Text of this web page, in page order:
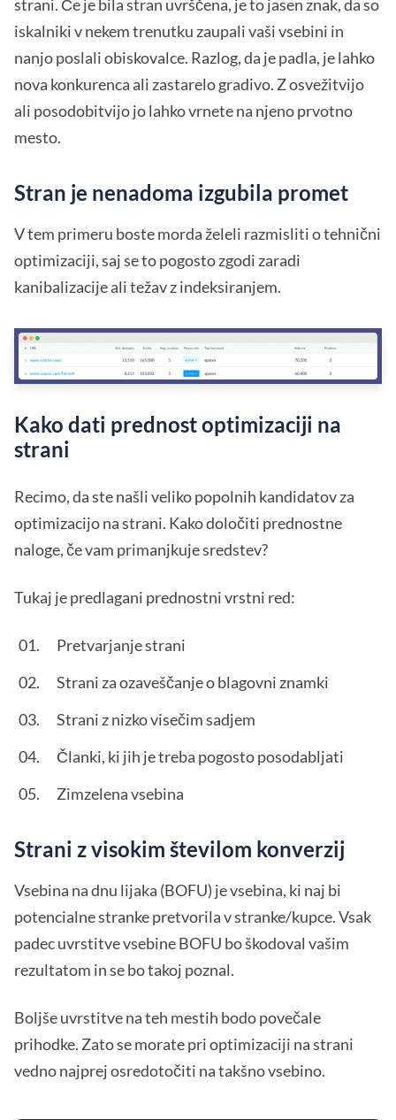
strani. Če je bila stran uvrščena, je to jasen znak, da so
iskalniki v nekem trenutku zaupali vaši vsebini in
nanjo poslali obiskovalce. Razlog, da je padla, je lahko
nova konkurenca ali zastarelo gradivo. Z osvežitvijo
ali posodobitvijo jo lahko vrnete na njeno prvotno
mesto.
Stran je nenadoma izgubila promet
V tem primeru boste morda želeli razmisliti o tehnični
optimizaciji, saj se to pogosto zgodi zaradi
kanibalizacije ali težav z indeksiranjem.
Kako dati prednost optimizaciji na
strani
Recimo, da ste našli veliko popolnih kandidatov za
optimizacijo na strani. Kako določiti prednostne
naloge, če vam primanjkuje sredstev?
Tukaj je predlagani prednostni vrstni red:
Pretvarjanje strani
Strani za ozaveščanje o blagovni znamki
Strani z nizko visečim sadjem
Članki, ki jih je treba pogosto posodabljati
Zimzelena vsebina
Strani z visokim številom konverzij
Vsebina na dnu lijaka (BOFU) je vsebina, ki naj bi
potencialne stranke pretvorila v stranke/kupce. Vsak
padec uvrstitve vsebine BOFU bo škodoval vašim
rezultatom in se bo takoj poznal.
Boljše uvrstitve na teh mestih bodo povečale
prihodke. Zato se morate pri optimizaciji na strani
vedno najprej osredotočiti na takšno vsebino.